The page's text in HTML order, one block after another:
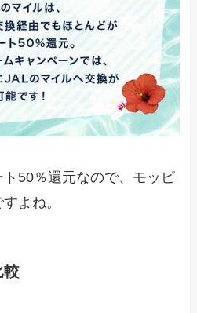
50％還元なので、モッピ
よね。
較